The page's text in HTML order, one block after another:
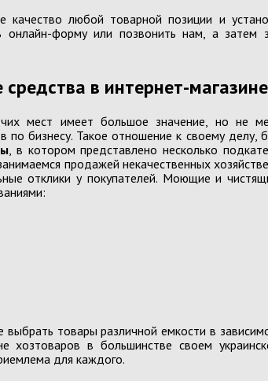
Мужская кожгалантерея
Инвентарь
Пакеты для мусора
Краски гуашевые,
Линейки, готовальни, тубусы
качество любой товарной позиции и
онлайн-форму или позвонить нам, а
в интернет-
мест имеет большое значение, но не
по бизнесу. Такое отношение к своему делу,
, в котором представлено несколько
продажей некачественных
отклики у покупателей. Моющие и
товары различной емкости в
хозтоваров в большинстве своем
для каждого.